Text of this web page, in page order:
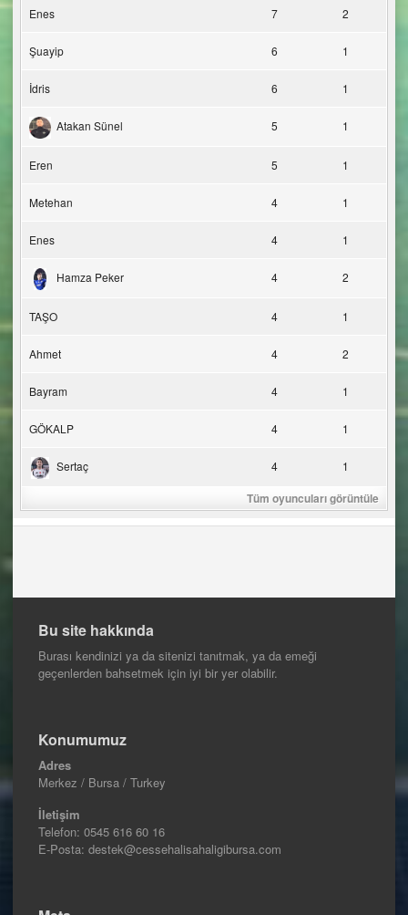
Enes 7 2
Şuayip 6 1
İdris 6 1
Atakan Sünel 5 1
Eren 5 1
Metehan 4 1
Enes 4 1
Hamza Peker 4 2
TAŞO 4 1
Ahmet 4 2
Bayram 4 1
GÖKALP 4 1
Sertaç 4 1
Tüm oyuncuları görüntüle
Bu site hakkında
Burası kendinizi ya da sitenizi tanıtmak, ya da emeği
geçenlerden bahsetmek için iyi bir yer olabilir.
Konumumuz
Adres
Merkez / Bursa / Turkey
İletişim
Telefon: 0545 616 60 16
E-Posta: destek@cessehalisahaligibursa.com